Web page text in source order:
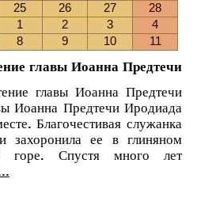
25 26 27
28
1 2 3
4
8 9 10 11
главы Иоанна Предтечи
главы Иоанна Предтечи
Иоанна Предтечи Иродиада
Благочестивая служанка
захоронила ее в глиняном
горе. Спустя много лет